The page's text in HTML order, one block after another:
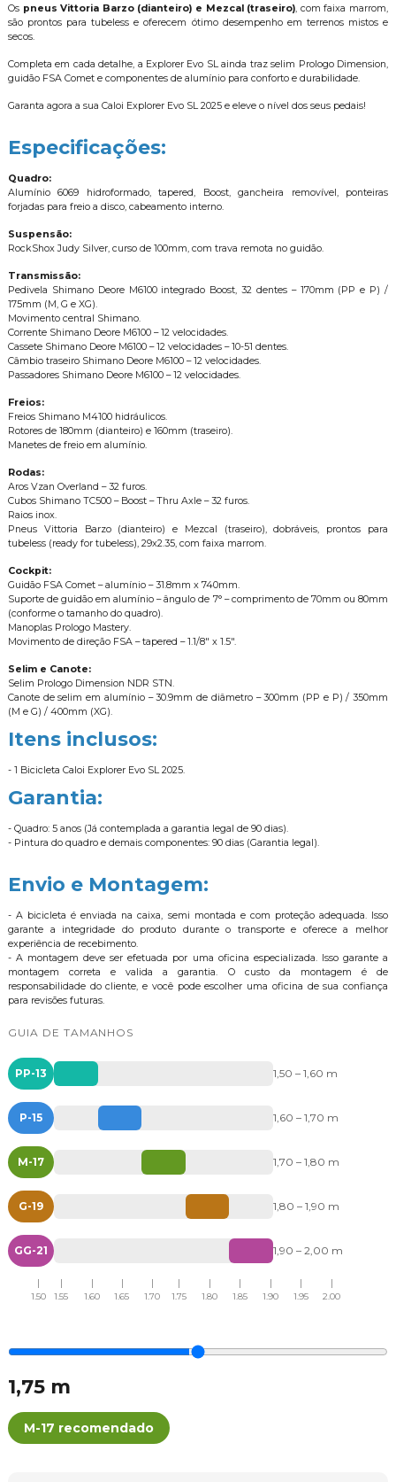
Os pneus Vittoria Barzo (dianteiro) e Mezcal (traseiro), com faixa marrom,
são prontos para tubeless e oferecem ótimo desempenho em terrenos mistos e
secos.
Completa em cada detalhe, a Explorer Evo SL ainda traz selim Prologo Dimension,
guidão FSA Comet e componentes de alumínio para conforto e durabilidade.
Garanta agora a sua Caloi Explorer Evo SL 2025 e eleve o nível dos seus pedais!
Especificações:
Quadro:
Alumínio 6069 hidroformado, tapered, Boost, gancheira removível, ponteiras
forjadas para freio a disco, cabeamento interno.
Suspensão:
RockShox Judy Silver, curso de 100mm, com trava remota no guidão.
Transmissão:
Pedivela Shimano Deore M6100 integrado Boost, 32 dentes – 170mm (PP e P) /
175mm (M, G e XG).
Movimento central Shimano.
Corrente Shimano Deore M6100 – 12 velocidades.
Cassete Shimano Deore M6100 – 12 velocidades – 10-51 dentes.
Câmbio traseiro Shimano Deore M6100 – 12 velocidades.
Passadores Shimano Deore M6100 – 12 velocidades.
Freios:
Freios Shimano M4100 hidráulicos.
Rotores de 180mm (dianteiro) e 160mm (traseiro).
Manetes de freio em alumínio.
Rodas:
Aros Vzan Overland – 32 furos.
Cubos Shimano TC500 – Boost – Thru Axle – 32 furos.
Raios inox.
Pneus Vittoria Barzo (dianteiro) e Mezcal (traseiro), dobráveis, prontos para
tubeless (ready for tubeless), 29x2.35, com faixa marrom.
Cockpit:
Guidão FSA Comet – alumínio – 31.8mm x 740mm.
Suporte de guidão em alumínio – ângulo de 7° – comprimento de 70mm ou 80mm
(conforme o tamanho do quadro).
Manoplas Prologo Mastery.
Movimento de direção FSA – tapered – 1.1/8" x 1.5".
Selim e Canote:
Selim Prologo Dimension NDR STN.
Canote de selim em alumínio – 30.9mm de diâmetro – 300mm (PP e P) / 350mm
(M e G) / 400mm (XG).
Itens inclusos:
- 1 Bicicleta Caloi Explorer Evo SL 2025.
Garantia:
- Quadro: 5 anos (Já contemplada a garantia legal de 90 dias).
- Pintura do quadro e demais componentes: 90 dias (Garantia legal).
Envio e Montagem:
- A bicicleta é enviada na caixa, semi montada e com proteção adequada. Isso
garante a integridade do produto durante o transporte e oferece a melhor
experiência de recebimento.
- A montagem deve ser efetuada por uma oficina especializada. Isso garante a
montagem correta e valida a garantia. O custo da montagem é de
responsabilidade do cliente, e você pode escolher uma oficina de sua confiança
para revisões futuras.
GUIA DE TAMANHOS
PP-13 1,50 – 1,60 m
P-15 1,60 – 1,70 m
M-17 1,70 – 1,80 m
G-19 1,80 – 1,90 m
GG-21 1,90 – 2,00 m
1.50 1.55 1.60 1.65 1.70 1.75 1.80 1.85 1.90 1.95 2.00
1,75 m
M-17 recomendado